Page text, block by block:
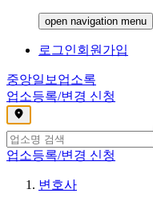
open navigation menu
로그인회원가입
중앙일보 업소록
업소등록/변경 신청
,
업소등록/변경 신청
변호사